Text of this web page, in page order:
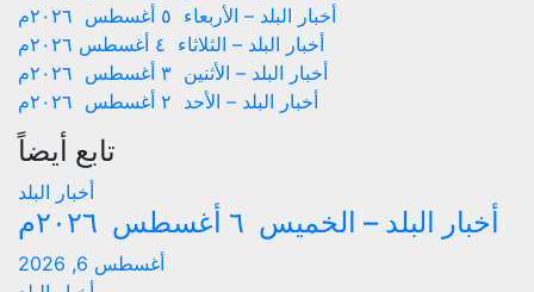
أخبار البلد – الأربعاء ٥ أغسطس ٢٠٢٦م
أخبار البلد – الثلاثاء ٤ أغسطس ٢٠٢٦م
أخبار البلد – الأثنين ٣ أغسطس ٢٠٢٦م
أخبار البلد – الأحد ٢ أغسطس ٢٠٢٦م
تابع أيضاً
أخبار البلد
أخبار البلد – الخميس ٦ أغسطس ٢٠٢٦م
أغسطس 6, 2026